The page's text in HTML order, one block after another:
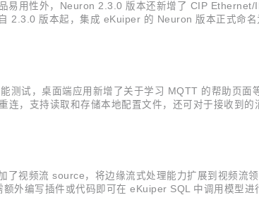
易用性外，Neuron 2.3.0 版本还新增了 CIP
2.3.0 版本起，集成 eKuiper 的 Neuron 版本正式命
试，桌面端应用新增了关于学习 MQTT 的帮助页面
，支持读取和存储本地配置文件，还可对于接收到的
视频流 source，将边缘流式处理能力扩展到视频流
外编写插件或代码即可在 eKuiper SQL 中调用模型